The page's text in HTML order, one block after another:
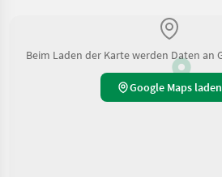
Beim Laden der Karte werden Daten
Google Maps laden